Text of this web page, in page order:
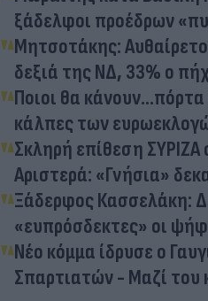
ξάδελφοι προέδρων
Μητσοτάκης:
δεξιά της ΝΔ, 33% ο
Ποιοι θα
κάλπες των
Σκληρή επίθεση ΣΥΡΙΖΑ
Αριστερά: «Γνήσια»
Ξάδερφος Κασσελάκη:
«ευπρόσδεκτες» οι
Νέο κόμμα ίδρυσε ο
Σπαρτιατών - Μαζί του